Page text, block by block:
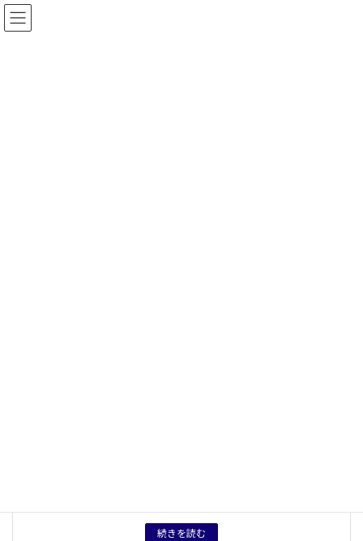
コ
ン
ナ
ビ
教材共有サイト2.0−高大連携歴史教育研究
続きを読む